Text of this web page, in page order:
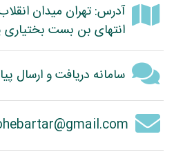
آدرس: تهران میدان
انتهای بن بست بختیاری پلاک ۷ واحد ۳ طبقه سوم کد پستی:
سامانه دریافت و ارسال پیامک: